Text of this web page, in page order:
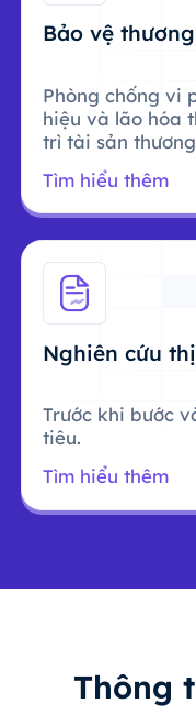
Bảo vệ
Phòng chống vi
hiệu và lão hóa
trì tài sản
Tìm hiểu thêm
Nghiên cứu
Trước khi bước
tiêu.
Tìm hiểu thêm
Thông